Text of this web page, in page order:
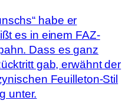
habe er
es in einem FAZ-
Dass es ganz
gab, erwähnt der
Feuilleton-Stil
unter.